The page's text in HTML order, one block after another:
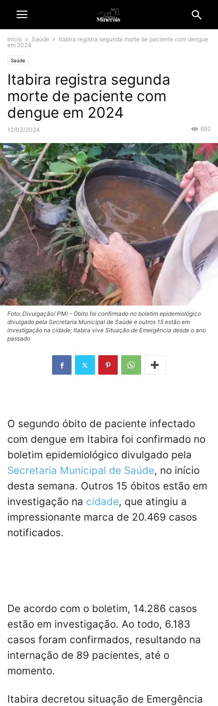
Início Saúde
Itabira registra segunda morte de paciente com dengue
em 2024
Saúde
Itabira registra segunda
morte de paciente com
dengue em 2024
12/03/2024 692
Foto: Divulgação/ PMI - Óbito foi confirmado no boletim epidemiológico
divulgado pela Secretaria Municipal de Saúde e outros 15 estão em
investigação na cidade; Itabira vive Situação de Emergência desde o ano
passado
O segundo óbito de paciente infectado
com dengue em Itabira foi confirmado no
boletim epidemiológico divulgado pela
Secretaria Municipal de Saúde, no início
desta semana. Outros 15 óbitos estão em
investigação na cidade, que atingiu a
impressionante marca de 20.469 casos
notificados.
De acordo com o boletim, 14.286 casos
estão em investigação. Ao todo, 6.183
casos foram confirmados, resultando na
internação de 89 pacientes, até o
momento.
Itabira decretou situação de Emergência